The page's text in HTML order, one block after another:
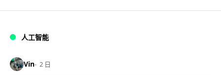
人工智能
Vin 2 日